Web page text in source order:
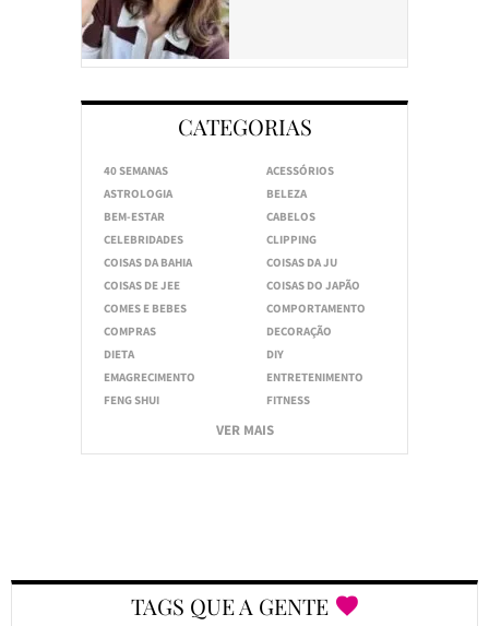
CATEGORIAS
40 SEMANAS
ACESSÓRIOS
ASTROLOGIA
BELEZA
BEM-ESTAR
CABELOS
CELEBRIDADES
CLIPPING
COISAS DA BAHIA
COISAS DA JU
COISAS DE JEE
COISAS DO JAPÃO
COMES E BEBES
COMPORTAMENTO
COMPRAS
DECORAÇÃO
DIETA
DIY
EMAGRECIMENTO
ENTRETENIMENTO
FENG SHUI
FITNESS
VER MAIS
TAGS QUE A GENTE